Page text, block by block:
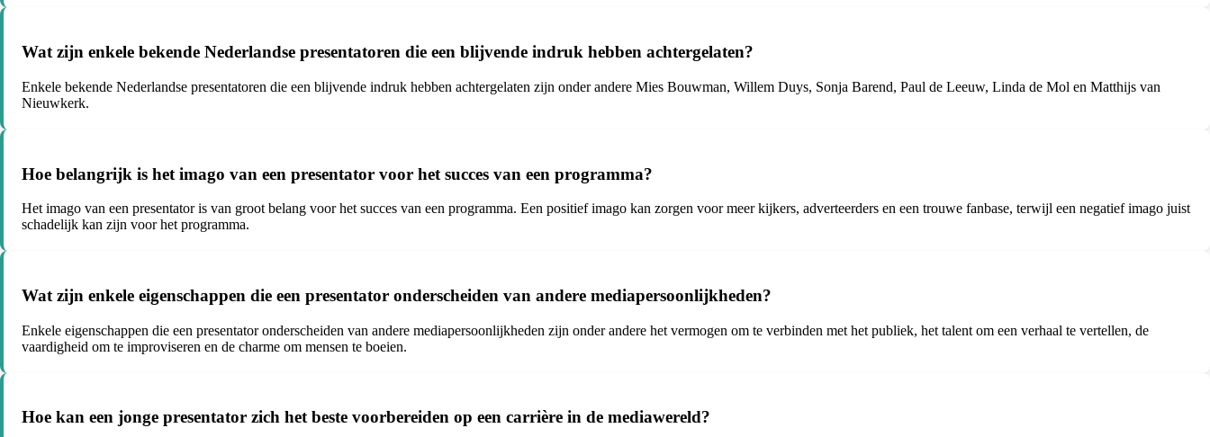
Wat zijn enkele bekende Nederlandse presentatoren die een blijvende indruk hebben achtergelaten?
Enkele bekende Nederlandse presentatoren die een blijvende indruk hebben achtergelaten zijn onder andere Mies Bouwman, Willem Duys, Sonja Barend, Paul de Leeuw, Linda de Mol en Matthijs van
Nieuwkerk.
Hoe belangrijk is het imago van een presentator voor het succes van een programma?
Het imago van een presentator is van groot belang voor het succes van een programma. Een positief imago kan zorgen voor meer kijkers, adverteerders en een trouwe fanbase, terwijl een negatief imago juist
schadelijk kan zijn voor het programma.
Wat zijn enkele eigenschappen die een presentator onderscheiden van andere mediapersoonlijkheden?
Enkele eigenschappen die een presentator onderscheiden van andere mediapersoonlijkheden zijn onder andere het vermogen om te verbinden met het publiek, het talent om een verhaal te vertellen, de
vaardigheid om te improviseren en de charme om mensen te boeien.
Hoe kan een jonge presentator zich het beste voorbereiden op een carrière in de mediawereld?